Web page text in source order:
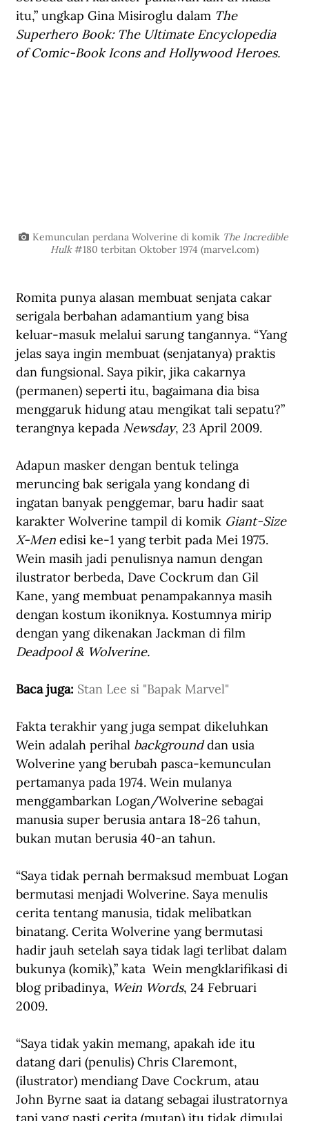
itu,” ungkap Gina Misiroglu dalam The
Superhero Book: The Ultimate Encyclopedia
of Comic-Book Icons and Hollywood Heroes.
Kemunculan perdana Wolverine di komik The Incredible
Hulk #180 terbitan Oktober 1974 (marvel.com)
Romita punya alasan membuat senjata cakar
serigala berbahan adamantium yang bisa
keluar-masuk melalui sarung tangannya. “Yang
jelas saya ingin membuat (senjatanya) praktis
dan fungsional. Saya pikir, jika cakarnya
(permanen) seperti itu, bagaimana dia bisa
menggaruk hidung atau mengikat tali sepatu?”
terangnya kepada Newsday, 23 April 2009.
Adapun masker dengan bentuk telinga
meruncing bak serigala yang kondang di
ingatan banyak penggemar, baru hadir saat
karakter Wolverine tampil di komik Giant-Size
X-Men edisi ke-1 yang terbit pada Mei 1975.
Wein masih jadi penulisnya namun dengan
ilustrator berbeda, Dave Cockrum dan Gil
Kane, yang membuat penampakannya masih
dengan kostum ikoniknya. Kostumnya mirip
dengan yang dikenakan Jackman di film
Deadpool & Wolverine.
Baca juga: Stan Lee si "Bapak Marvel"
Fakta terakhir yang juga sempat dikeluhkan
Wein adalah perihal background dan usia
Wolverine yang berubah pasca-kemunculan
pertamanya pada 1974. Wein mulanya
menggambarkan Logan/Wolverine sebagai
manusia super berusia antara 18-26 tahun,
bukan mutan berusia 40-an tahun.
“Saya tidak pernah bermaksud membuat Logan
bermutasi menjadi Wolverine. Saya menulis
cerita tentang manusia, tidak melibatkan
binatang. Cerita Wolverine yang bermutasi
hadir jauh setelah saya tidak lagi terlibat dalam
bukunya (komik),” kata  Wein mengklarifikasi di
blog pribadinya, Wein Words, 24 Februari
2009.
“Saya tidak yakin memang, apakah ide itu
datang dari (penulis) Chris Claremont,
(ilustrator) mendiang Dave Cockrum, atau
John Byrne saat ia datang sebagai ilustratornya
tapi yang pasti cerita (mutan) itu tidak dimulai